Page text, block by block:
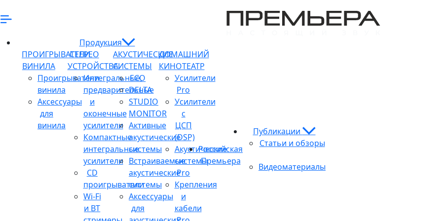
Продукция
ПРОИГРЫВАТЕЛИ
ВИНИЛА
Проигрыватели
винила
Аксессуары
для
винила
СТЕРЕО
УСТРОЙСТВА
Интегральные,
предварительные
и
оконечные
усилители
Компактные
интегральные
усилители
CD
проигрыватели
Wi-Fi
и BT
АКУСТИЧЕСКИЕ
СИСТЕМЫ
ECO
DELTA
STUDIO
MONITOR
Активные
акустические
системы
Встраиваемые
акустические
системы
Аксессуары
для
ДОМАШНИЙ
КИНОТЕАТР
Усилители
Pro
Усилители
с
ЦСП
(DSP)
Акустические
системы
Pro
Крепления
и
кабели
Российская
Премьера
Публикации
Статьи и обзоры
Видеоматериалы